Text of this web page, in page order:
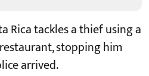
Rica tackles a thief using a
stopping him
arrived.